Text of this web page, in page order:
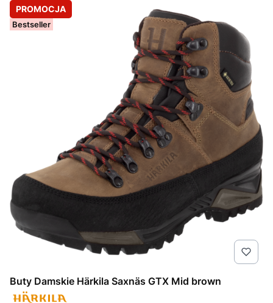
PROMOCJA
Bestseller
Buty Damskie Härkila Saxnäs GTX Mid brown